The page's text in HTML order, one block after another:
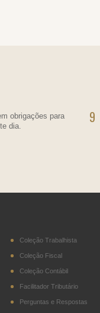
obrigações para
dia.
9
Coleção Trabalhista
Coleção Fiscal
Coleção Contábil
Facilitador Tributário
Perguntas e Respostas